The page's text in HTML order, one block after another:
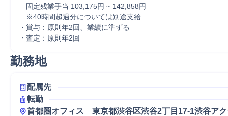
固定残業手当 103,175円 ~ 142,858円
※40時間超過分については別途支給
・賞与：原則年2回、業績に準ずる
・査定：原則年2回
勤務地
配属先
転勤
首都圏オフィス　東京都渋谷区渋谷2丁目17-1渋谷ア